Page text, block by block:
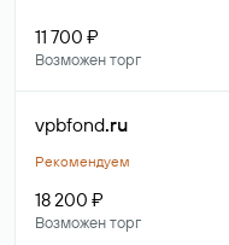
11 700 ₽
Возможен торг
vpbfond.ru
Рекомендуем
18 200 ₽
Возможен торг